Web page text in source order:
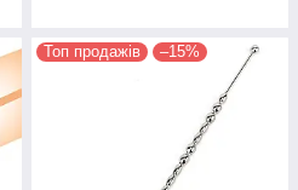
Топ продажів –15%